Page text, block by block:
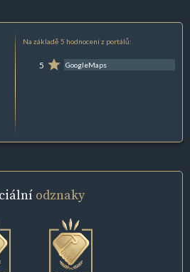
Na základě 5 hodnocení z portálů:
5 GoogleMaps
odznaky